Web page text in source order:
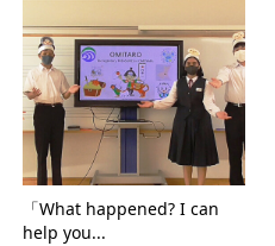
「What happened? I can
help you...